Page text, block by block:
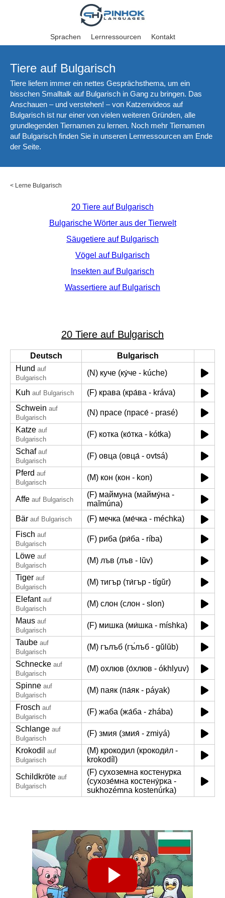
Sprachen Lernressourcen Kontakt
Tiere auf Bulgarisch
Tiere liefern immer ein nettes Gesprächsthema, um ein
bisschen Smalltalk auf Bulgarisch in Gang zu bringen. Das
Anschauen – und verstehen! – von Katzenvideos auf
Bulgarisch ist nur einer von vielen weiteren Gründen, alle
grundlegenden Tiernamen zu lernen. Noch mehr Tiernamen
auf Bulgarisch finden Sie in unseren Lernressourcen am Ende
der Seite.
< Lerne Bulgarisch
20 Tiere auf Bulgarisch
Bulgarische Wörter aus der Tierwelt
Säugetiere auf Bulgarisch
Vögel auf Bulgarisch
Insekten auf Bulgarisch
Wassertiere auf Bulgarisch
20 Tiere auf Bulgarisch
Deutsch
Bulgarisch
Hund auf
Bulgarisch
(N) куче (ку́че - kúche)
Kuh auf Bulgarisch
(F) крава (кра́ва - kráva)
Schwein auf
Bulgarisch
(N) прасе (прасе́ - prasé)
Katze auf
Bulgarisch
(F) котка (ко́тка - kótka)
Schaf auf
Bulgarisch
(F) овца (овца́ - ovtsá)
Pferd auf
Bulgarisch
(M) кон (кон - kon)
Affe auf Bulgarisch
(F) маймуна (майму́на -
maĭmúna)
Bär auf Bulgarisch
(F) мечка (ме́чка - méchka)
Fisch auf
Bulgarisch
(F) риба (ри́ба - ríba)
Löwe auf
Bulgarisch
(M) лъв (лъв - lŭv)
Tiger auf
Bulgarisch
(M) тигър (ти́гър - tígŭr)
Elefant auf
Bulgarisch
(M) слон (слон - slon)
Maus auf
Bulgarisch
(F) мишка (ми́шка - míshka)
Taube auf
Bulgarisch
(M) гълъб (гъ́лъб - gŭ́lŭb)
Schnecke auf
Bulgarisch
(M) охлюв (о́хлюв - ókhlyuv)
Spinne auf
Bulgarisch
(M) паяк (па́як - páyak)
Frosch auf
Bulgarisch
(F) жаба (жа́ба - zhába)
Schlange auf
Bulgarisch
(F) змия (змия́ - zmiyá)
Krokodil auf
Bulgarisch
(M) крокодил (крокоди́л -
krokodíl)
Schildkröte auf
Bulgarisch
(F) сухоземна костенурка
(сухозе́мна костену́рка -
sukhozémna kostenúrka)